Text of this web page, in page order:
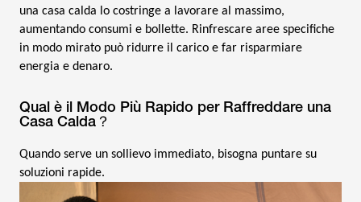
una casa calda lo costringe a lavorare al massimo,
aumentando consumi e bollette. Rinfrescare aree specifiche
in modo mirato può ridurre il carico e far risparmiare
energia e denaro.
Qual è il Modo Più Rapido per Raffreddare una
Casa Calda？
Quando serve un sollievo immediato, bisogna puntare su
soluzioni rapide.